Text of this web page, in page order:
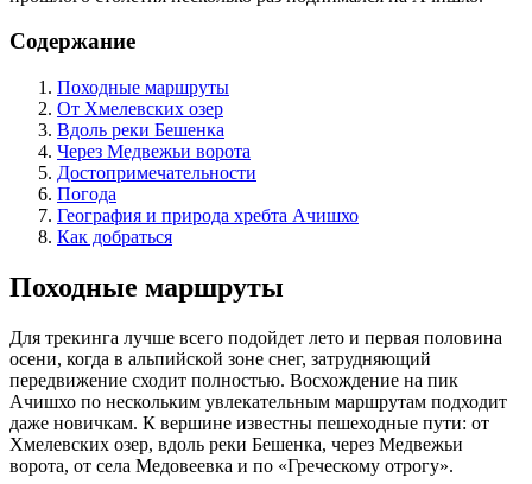
Содержание
Походные маршруты
От Хмелевских озер
Вдоль реки Бешенка
Через Медвежьи ворота
Достопримечательности
Погода
География и природа хребта Ачишхо
Как добраться
Походные маршруты
Для трекинга лучше всего подойдет лето и первая половина
осени, когда в альпийской зоне снег, затрудняющий
передвижение сходит полностью. Восхождение на пик
Ачишхо по нескольким увлекательным маршрутам подходит
даже новичкам. К вершине известны пешеходные пути: от
Хмелевских озер, вдоль реки Бешенка, через Медвежьи
ворота, от села Медовеевка и по «Греческому отрогу».